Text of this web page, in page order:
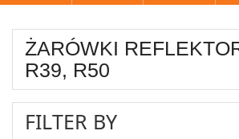
ŻARÓWKI
R39, R50
FILTER BY